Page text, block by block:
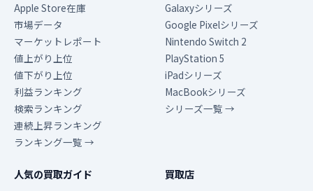
Apple Store在庫
市場データ
マーケットレポート
値上がり上位
値下がり上位
利益ランキング
検索ランキング
連続上昇ランキング
ランキング一覧 →
Galaxyシリーズ
Google Pixelシリーズ
Nintendo Switch 2
PlayStation 5
iPadシリーズ
MacBookシリーズ
シリーズ一覧 →
人気の買取ガイド 買取店